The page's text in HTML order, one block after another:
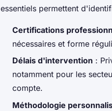
essentiels permettent
Certifications
nécessaires et forme
Délais d'intervention :
notamment pour les
compte.
Méthodologie